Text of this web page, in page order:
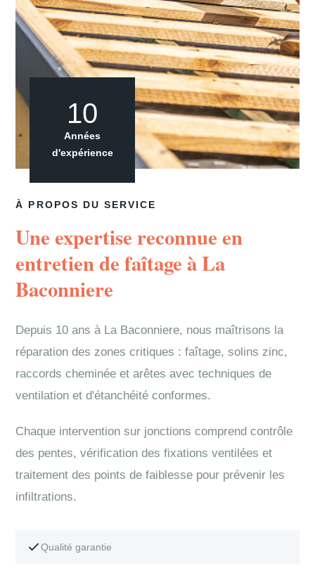
À PROPOS DU SERVICE
Une expertise reconnue en
entretien de faîtage à La
Baconniere
Depuis 10 ans à La Baconniere, nous maîtrisons la
réparation des zones critiques : faîtage, solins zinc,
raccords cheminée et arêtes avec techniques de
ventilation et d'étanchéité conformes.
Chaque intervention sur jonctions comprend contrôle
des pentes, vérification des fixations ventilées et
traitement des points de faiblesse pour prévenir les
infiltrations.
Qualité garantie
10
Années
d'expérience